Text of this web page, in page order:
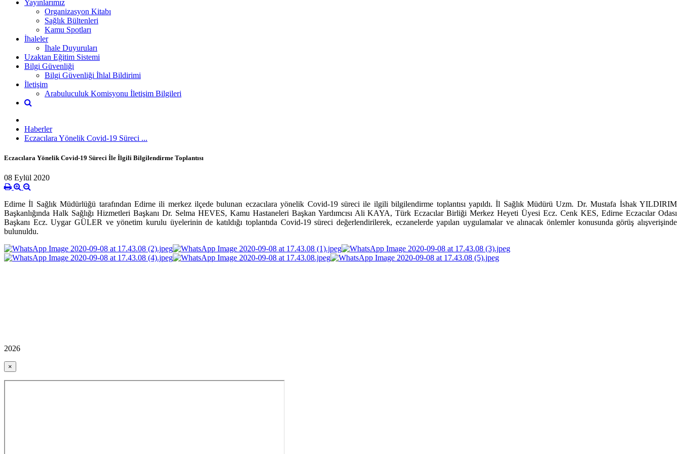
Yayınlarımız
Organizasyon Kitabı
Sağlık Bültenleri
Kamu Spotları
İhaleler
İhale Duyuruları
Uzaktan Eğitim Sistemi
Bilgi Güvenliği
Bilgi Güvenliği İhlal Bildirimi
İletişim
Arabuluculuk Komisyonu İletişim Bilgileri
Haberler
Eczacılara Yönelik Covid-19 Süreci ...
Eczacılara Yönelik Covid-19 Süreci İle İlgili Bilgilendirme Toplantısı
08 Eylül 2020
Edirne İl Sağlık Müdürlüğü tarafından Edirne ili merkez ilçede bulunan eczacılara yönelik Covid-19 süreci ile ilgili bilgilendirme toplantısı yapıldı. İl Sağlık Müdürü Uzm. Dr. Mustafa İshak YILDIRIM
Başkanlığında Halk Sağlığı Hizmetleri Başkanı Dr. Selma HEVES, Kamu Hastaneleri Başkan Yardımcısı Ali KAYA, Türk Eczacılar Birliği Merkez Heyeti Üyesi Ecz. Cenk KES, Edirne Eczacılar Odası
Başkanı Ecz. Uygar GÜLER ve yönetim kurulu üyelerinin de katıldığı toplantıda Covid-19 süreci değerlendirilerek, eczanelerde yapılan uygulamalar ve alınacak önlemler konusunda görüş alışverişinde
bulunuldu.
2026
×